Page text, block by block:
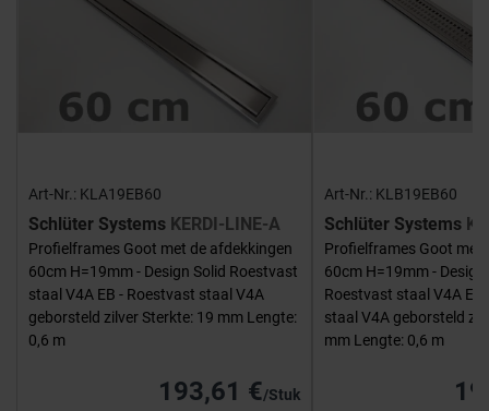
Art-Nr.: KLA19EB60
Schlüter Systems KERDI-LINE-A
Profielframes Goot met de afdekkingen
60cm H=19mm - Design Solid Roestvast
staal V4A EB - Roestvast staal V4A
geborsteld zilver Sterkte: 19 mm Lengte:
0,6 m
193,61 €/Stuk
Art-Nr.: KLB19EB60
Schlüter Systems
Profielframes Goot met
60cm H=19mm - Design
Roestvast staal V4A EB
staal V4A geborsteld
mm Lengte: 0,6 m